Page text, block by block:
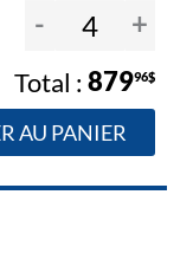
- +
87996$
AU PANIER